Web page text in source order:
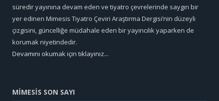
süredir yayınına devam eden ve tiyatro çevrelerinde saygın bir
yer edinen Mimesis Tiyatro Çeviri Araştırma Dergisi’nin düzeyli
çizgisini, güncelliğe müdahale eden bir yayıncılık yaparken de
korumak niyetindedir.
Devamını okumak için tıklayınız...
MİMESİS SON SAYI